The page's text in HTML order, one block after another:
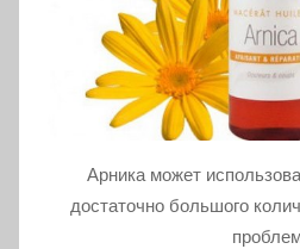
Арника может
достаточно большого